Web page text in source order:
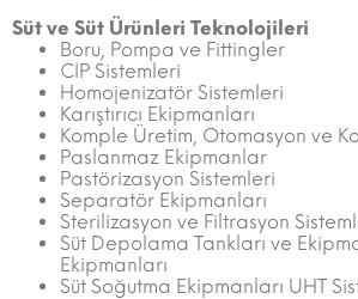
Süt ve Süt Ürünleri Teknolojileri
Boru, Pompa ve Fittingler
CIP Sistemleri
Homojenizatör Sistemleri
Karıştırıcı Ekipmanları
Komple Üretim, Otomasyon ve
Paslanmaz Ekipmanlar
Pastörizasyon Sistemleri
Separatör Ekipmanları
Sterilizasyon ve Filtrasyon
Süt Depolama Tankları ve
Ekipmanları
Süt Soğutma Ekipmanları UHT